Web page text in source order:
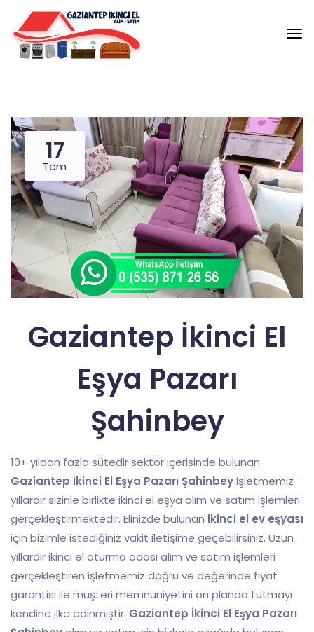
17
Tem
Gaziantep İkinci El
Eşya Pazarı
Şahinbey
10+ yıldan fazla sütedir sektör içerisinde bulunan
Gaziantep İkinci El Eşya Pazarı Şahinbeyişletmemiz
yıllardır sizinle birlikte ikinci el eşya alım ve satım işlemleri
gerçekleştirmektedir. Elinizde bulunan ikinci el ev eşyası
için bizimle istediğiniz vakit iletişime geçebilirsiniz. Uzun
yıllardır ikinci el oturma odası alım ve satım işlemleri
gerçekleştiren işletmemiz doğru ve değerinde fiyat
garantisi ile müşteri memnuniyetini ön planda tutmayı
kendine ilke edinmiştir. Gaziantep İkinci El Eşya Pazarı